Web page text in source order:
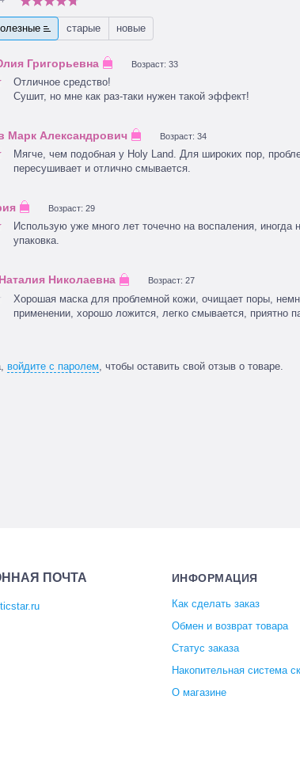
старые новые
Возраст: 33
Отличное средство!
Сушит, но мне как раз-таки нужен такой эффект!
Возраст: 34
Мягче, чем подобная у Holy Land. Для широких пор,
пересушивает и отлично смывается.
Возраст: 29
Использую уже много лет точечно на воспаления, иногда
упаковка.
Возраст: 27
Хорошая маска для проблемной кожи, очищает поры,
применении, хорошо ложится, легко смывается, приятно
войдите с паролем , чтобы оставить свой отзыв о товаре.
ПОЧТА ИНФОРМАЦИЯ
Как сделать заказ
Обмен и возврат товара
Статус заказа
Накопительная система
О магазине